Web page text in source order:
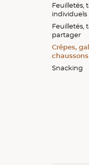
Feuilletés,
individuels
Feuilletés,
partager
Crêpes,
chaussons
Snacking